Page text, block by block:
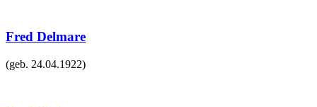
Fred Delmare
(geb. 24.04.1922)